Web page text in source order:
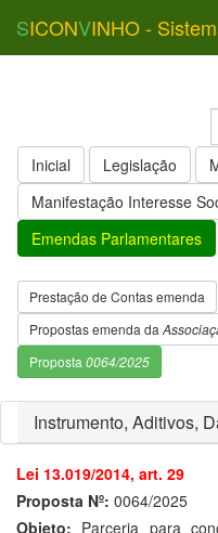
SICONVINHO -
Inicial Legislação
Manifestação Interesse
Emendas Parlamentares
Prestação de Contas emenda
Propostas emenda da
Proposta 0064/2025
Instrumento, Aditivos,
Lei 13.019/2014, art. 29
Proposta Nº: 0064/2025
Objeto: Parceria para